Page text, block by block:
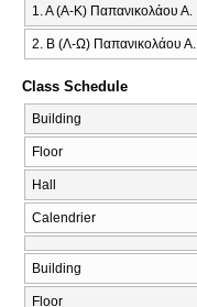
1. Α (Α-Κ) Παπανικολάου Α.
2. Β (Λ-Ω) Παπανικολάου Α.
Class Schedule
Building
Floor
Hall
Calendrier
Building
Floor